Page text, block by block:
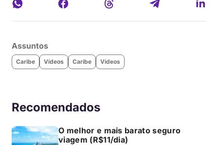
Assuntos
Caribe Vídeos Caribe Vídeos
Recomendados
O melhor e mais barato seguro
viagem (R$11/dia)